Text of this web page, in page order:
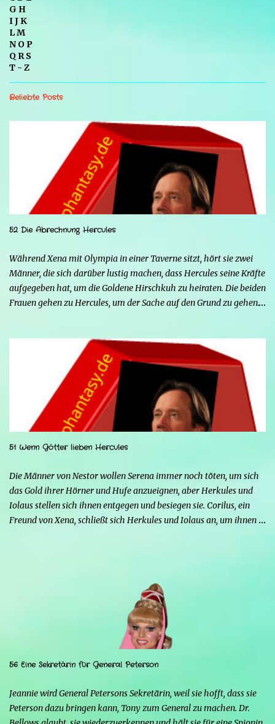
G H
I J K
L M
N O P
Q R S
T - Z
Beliebte Posts
52 Die Abrechnung Hercules
Während Xena mit Olympia in einer Taverne sitzt, hört sie zwei
Männer, die sich darüber lustig machen, dass Hercules seine Kräfte
aufgegeben hat, um die Goldene Hirschkuh zu heiraten. Die beiden
Frauen gehen zu Hercules, um der Sache auf den Grund zu gehen.
denn nun kann sie nicht nur die Frau von Hercules sein, sondern
endlich auch Menschen berühren, ohne sich zu verwandeln. Mars
ist immer noch wütend auf Hercules, weil er Xena davon
überzeugt hat, nicht mehr seine Kämpferin sein zu wollen, und
nun steht sein Racheplan kurz vor der Vollendung. Einige Männer
im Dorf belästigen Serena, also stellt sich Hercules seiner Frau zur
Seite, um sie zu verteidigen, aber ohne seine Kräfte fällt es ihm
schwerer, sich zu behaupten, und er riskiert sogar, zu sterben.
Strife schürt mit seinen Kräften die Wut von...
51 Wenn Götter lieben Hercules
Die Männer von Nestor wollen Serena immer noch töten, um sich
das Gold ihrer Hörner und Hufe anzueignen, aber Herkules und
Iolaus stellen sich ihnen entgegen und besiegen sie. Corilus, ein
Freund von Xena, schließt sich Herkules und Iolaus an, um ihnen
Vergangenheit seine Favoritin war, bis Herkules sie dazu brachte,
ihm den Rücken zu kehren, und dass wahrscheinlich auch Serena
Herkules ihm vorziehen wird. Herkules überrascht Serena mit
einem Schmuckstück und bittet sie, ihn zu heiraten, aber sie
braucht Zeit, um ihm eine Antwort zu geben. Sie kann nicht mit
Menschen in Kontakt bleiben, da sie sonst zur Goldenen Hirschkuh
Mars nicht respektlos gegenübertreten. Herkules ma...
56 Eine Sekretärin für General Peterson
Jeannie wird General Petersons Sekretärin, weil sie hofft, dass sie
Peterson dazu bringen kann, Tony zum General zu machen. Dr.